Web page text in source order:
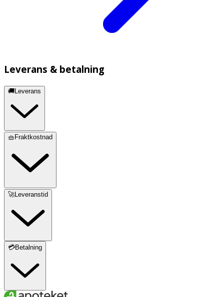
Leverans & betalning
🚚Leverans
🧺Fraktkostnad
🚀Leveranstid
💳Betalning